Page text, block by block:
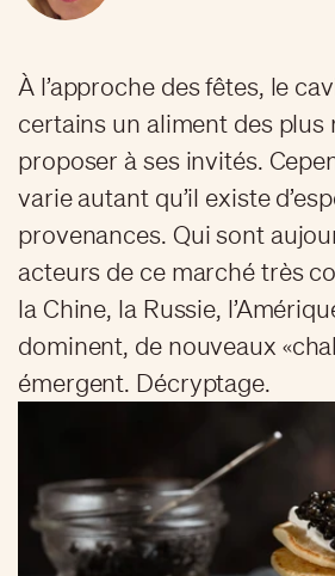
À l’approche des fêtes, le
certains un aliment des plus
proposer à ses invités.
varie autant qu’il existe
provenances. Qui sont
acteurs de ce marché très
la Chine, la Russie,
dominent, de nouveaux
émergent. Décryptage.